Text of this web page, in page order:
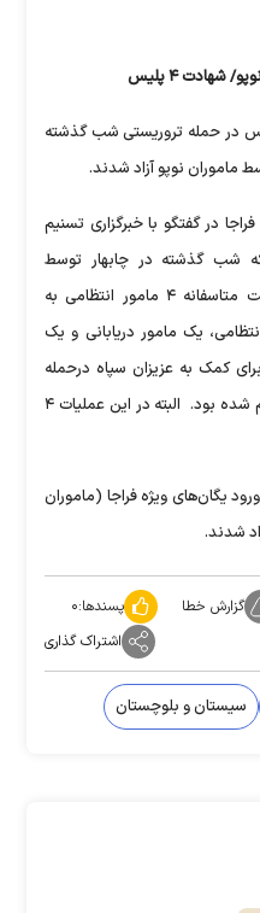
شهادت ۴ پلیس
شهادت ۴ مامور پلیس در حمله تروریستی شب گذشته
ماموران نوپو آزاد شدند.
در گفتگو با خبرگزاری تسنیم
شب گذشته در چابهار توسط
تروریست‌های کوردل انجام شده است متاسفانه ۴ مامور انتظامی به
یک مامور دریابانی و یک
کمک به عزیزان سپاه درحمله
تروریستی به مقر بسیج در راسک اعزام شده بود. البته در این عملیات ۴
یگان‌های ویژه فراجا (ماموران
شدند.
گزارش خطا پسندها:۰
اشتراک گذاری
سیستان و بلوچستان